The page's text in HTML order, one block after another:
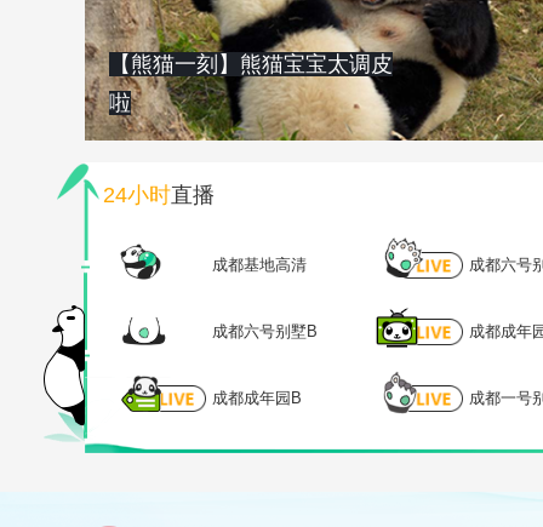
【熊猫一刻】熊猫宝宝太调皮
啦
24小时直播
成都基地高清 成都六号
成都六号别墅B 成都成年
成都成年园B 成都一号